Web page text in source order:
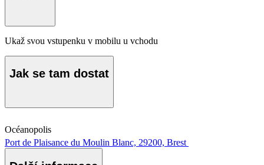
Ukaž svou vstupenku v mobilu u vchodu
Jak se tam dostat
Océanopolis
Port de Plaisance du Moulin Blanc, 29200, Brest